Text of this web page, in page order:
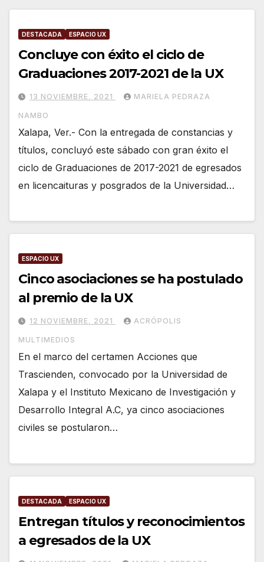
DESTACADA ESPACIO UX
Concluye con éxito el ciclo de
Graduaciones 2017-2021 de la UX
13 NOVIEMBRE, 2021 MARIELA PEDRAZA
NAMBO
Xalapa, Ver.- Con la entregada de constancias y
títulos, concluyó este sábado con gran éxito el
ciclo de Graduaciones de 2017-2021 de egresados
en licencaituras y posgrados de la Universidad…
ESPACIO UX
Cinco asociaciones se ha postulado
al premio de la UX
12 NOVIEMBRE, 2021 ACRÓPOLIS
MULTIMEDIOS
En el marco del certamen Acciones que
Trascienden, convocado por la Universidad de
Xalapa y el Instituto Mexicano de Investigación y
Desarrollo Integral A.C, ya cinco asociaciones
civiles se postularon…
DESTACADA ESPACIO UX
Entregan títulos y reconocimientos
a egresados de la UX